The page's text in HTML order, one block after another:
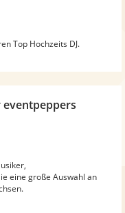
Top Hochzeits DJ.
eventpeppers
eine große Auswahl an